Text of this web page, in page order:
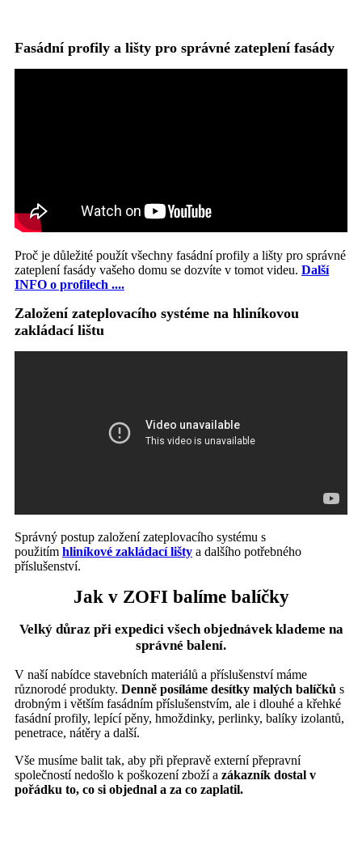
Fasádní profily a lišty pro správné zateplení fasády
Proč je důležité použít všechny fasádní profily a lišty pro správné
zateplení fasády vašeho domu se dozvíte v tomot videu. Další
INFO o profilech ....
Založení zateplovacího systéme na hliníkovou
zakládací lištu
Správný postup založení zateplovacího systému s
použitím hliníkové zakládací lišty a dalšího potřebného
příslušenství.
Jak v ZOFI balíme balíčky
Velký důraz při expedici všech objednávek klademe na
správné balení.
V naší nabídce stavebních materiálů a příslušenství máme
různorodé produkty. Denně posíláme desítky malých balíčků s
drobným i větším fasádním příslušenstvím, ale i dlouhé a křehké
fasádní profily, lepící pěny, hmoždinky, perlinky, balíky izolantů,
penetrace, nátěry a další.
Vše musíme balit tak, aby při přepravě externí přepravní
společností nedošlo k poškození zboží a zákazník dostal v
pořádku to, co si objednal a za co zaplatil.